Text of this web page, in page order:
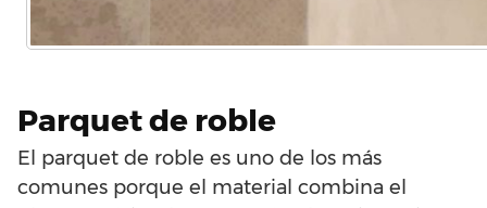
Parquet de roble
El parquet de roble es uno de los más
comunes porque el material combina el